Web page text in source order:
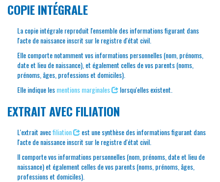
COPIE INTÉGRALE
La copie intégrale reproduit l'ensemble des informations figurant dans
l'acte de naissance inscrit sur le registre d'état civil.
Elle comporte notamment vos informations personnelles (nom, prénoms,
date et lieu de naissance), et également celles de vos parents (noms,
prénoms, âges, professions et domiciles).
Elle indique lesmentions marginales lorsqu'elles existent.
EXTRAIT AVEC FILIATION
L'extrait avecfiliation
est une synthèse des informations figurant dans
l'acte de naissance inscrit sur le registre d'état civil.
Il comporte vos informations personnelles (nom, prénoms, date et lieu de
naissance) et également celles de vos parents (noms, prénoms, âges,
professions et domiciles).